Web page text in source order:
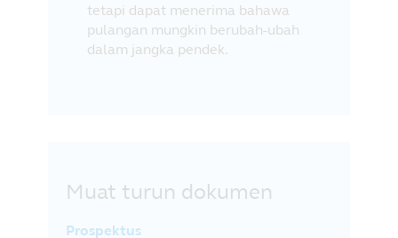
tetapi dapat menerima bahawa
pulangan mungkin berubah-ubah
dalam jangka pendek.
Muat turun dokumen
Prospektus